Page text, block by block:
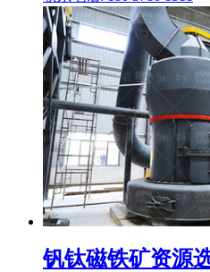
钒钛磁铁矿资源